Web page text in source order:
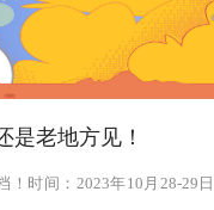
是老地方见！
时间：2023年10月28-29